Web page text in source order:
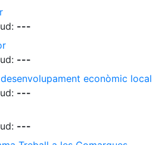
---
---
econòmic local
---
---